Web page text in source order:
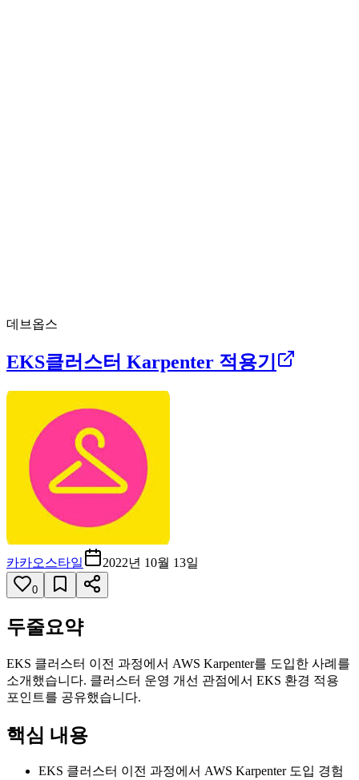
데브옵스
EKS클러스터 Karpenter 적용기
카카오스타일 2022년 10월 13일
0
두줄요약
EKS 클러스터 이전 과정에서 AWS Karpenter를 도입한 사례를
소개했습니다. 클러스터 운영 개선 관점에서 EKS 환경 적용
포인트를 공유했습니다.
핵심 내용
EKS 클러스터 이전 과정에서 AWS Karpenter 도입 경험